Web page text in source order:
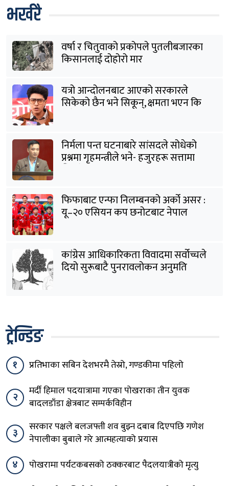
भर्खरै
वर्षा र चितुवाको प्रकोपले पुतलीबजारका
किसानलाई दोहोरो मार
यत्रो आन्दोलनबाट आएको सरकारले
सिकेको छैन भने सिकून्, क्षमता भएन कि
निर्मला पन्त घटनाबारे सांसदले सोधेको
प्रश्नमा गृहमन्त्रीले भने- हजुरहरू सत्तामा
फिफाबाट एन्फा निलम्बनको अर्को असर :
यू–२० एसियन कप छनोटबाट नेपाल
कांग्रेस आधिकारिकता विवादमा सर्वोच्चले
दियो सुरूबाटै पुनरावलोकन अनुमति
ट्रेन्डिङ
१ प्रतिभाका सबिन देशभरमै तेस्रो, गण्डकीमा पहिलो
२
मर्दी हिमाल पदयात्रामा गएका पोखराका तीन युवक
बादलडाँडा क्षेत्रबाट सम्पर्कविहीन
३
सरकार पक्षले बलजफ्ती शव बुझ्न दबाब दिएपछि गणेश
नेपालीका बुबाले गरे आत्महत्याको प्रयास
४
पोखरामा पर्यटकबसको ठक्करबाट पैदलयात्रीको मृत्यु